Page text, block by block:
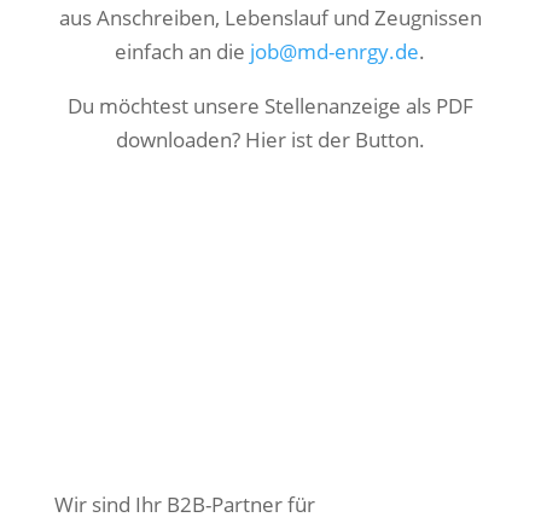
aus Anschreiben, Lebenslauf und Zeugnissen
einfach an die job@md-enrgy.de.
Du möchtest unsere Stellenanzeige als PDF
downloaden? Hier ist der Button.
Wir sind Ihr B2B-Partner für